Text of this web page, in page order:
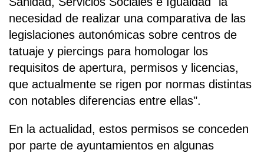
necesidad de realizar una comparativa de las
legislaciones autonómicas sobre centros de
tatuaje y piercings para homologar los
requisitos de apertura, permisos y licencias,
que actualmente se rigen por normas distintas
con notables diferencias entre ellas".
En la actualidad, estos permisos se conceden
por parte de ayuntamientos en algunas